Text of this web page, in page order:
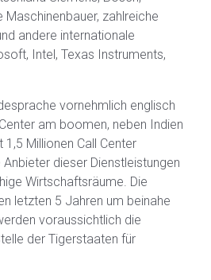
Maschinenbauer, zahlreiche
andere internationale
Intel, Texas Instruments,
vornehmlich englisch
am boomen, neben Indien
1,5 Millionen Call Center
dieser Dienstleistungen
Wirtschaftsräume. Die
letzten 5 Jahren um beinahe
voraussichtlich die
der Tigerstaaten für